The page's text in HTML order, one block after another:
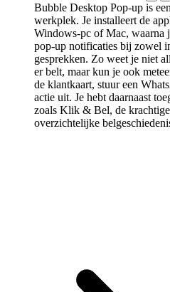
Bubble Desktop Pop-up is
werkplek. Je installeert de
Windows-pc of Mac, waarna
pop-up notificaties bij zowel
gesprekken. Zo weet je niet
er belt, maar kun je ook
de klantkaart, stuur een
actie uit. Je hebt daarnaast
zoals Klik & Bel, de krachtige
overzichtelijke